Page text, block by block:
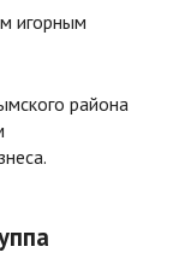
игорным
района